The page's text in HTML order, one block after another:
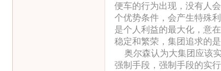
便车的行为出现，没有人
个优势条件，会产生特殊
是个人利益的最大化，意
稳定和繁荣，集团追求的
奥尔森认为大集团应该
强制手段，强制手段的实